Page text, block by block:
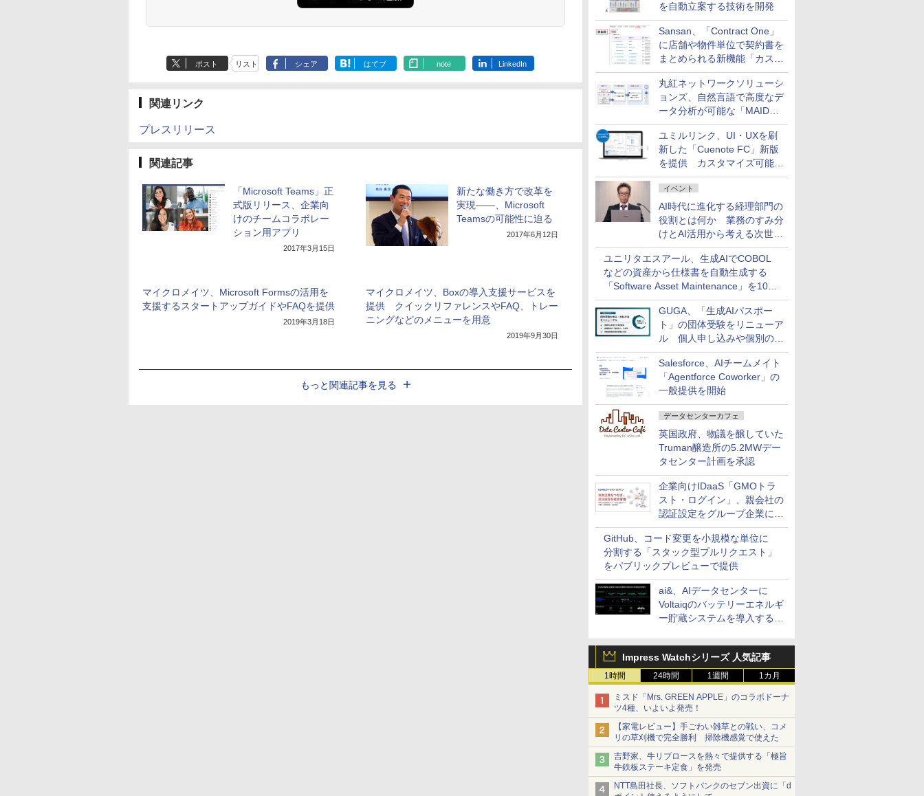
を自動立案する技術を開発
Sansan、「Contract One」
に店舗や物件単位で契約書を
まとめられる新機能「カスタ
ム契約ツリー」を追加
丸紅ネットワークソリューシ
ョンズ、自然言語で高度なデ
ータ分析が可能な「MAIDOA
AI ASSIST」を9月より提供
ユミルリンク、UI・UXを刷
新した「Cuenote FC」新版
を提供 カスタマイズ可能な
ダッシュボード画面を搭載
イベント
AI時代に進化する経理部門の
役割とは何か 業務のすみ分
けとAI活用から考える次世代
ファイナンス戦略
ユニリタエスアール、生成AIでCOBOL
などの資産から仕様書を自動生成する
「Software Asset Maintenance」を10月
に発売
GUGA、「生成AIパスポー
ト」の団体受験をリニューア
ル 個人申し込みや個別の支
払いなどに対応
Salesforce、AIチームメイト
「Agentforce Coworker」の
一般提供を開始
データセンターカフェ
英国政府、物議を醸していた
Truman醸造所の5.2MWデー
タセンター計画を承認
企業向けIDaaS「GMOトラ
スト・ログイン」、親会社の
認証設定をグループ企業に展
開できる新機能を提供
GitHub、コード変更を小規模な単位に
分割する「スタック型プルリクエスト」
をパブリックプレビューで提供
ai&、AIデータセンターに
Voltaiqのバッテリーエネルギ
ー貯蔵システムを導入する計
Impress Watchシリーズ 人気記事
1時間 24時間 1週間 1カ月
ミスド「Mrs. GREEN APPLE」のコラボドーナ
ツ4種、いよいよ発売！
【家電レビュー】手ごわい雑草との戦い、コメ
リの草刈機で完全勝利 掃除機感覚で使えた
吉野家、牛リブロースを熱々で提供する「極旨
牛鉄板ステーキ定食」を発売
NTT島田社長、ソフトバンクのセブン出資に「d
ポスト リスト シェア はてブ note LinkedIn
関連リンク
プレスリリース
関連記事
「Microsoft Teams」正
式版リリース、企業向
けのチームコラボレー
ション用アプリ
2017年3月15日
新たな働き方で改革を
実現――、Microsoft
Teamsの可能性に迫る
2017年6月12日
マイクロメイツ、Microsoft Formsの活用を
支援するスタートアップガイドやFAQを提供
2019年3月18日
マイクロメイツ、Boxの導入支援サービスを
提供 クイックリファレンスやFAQ、トレー
ニングなどのメニューを用意
2019年9月30日
もっと関連記事を見る